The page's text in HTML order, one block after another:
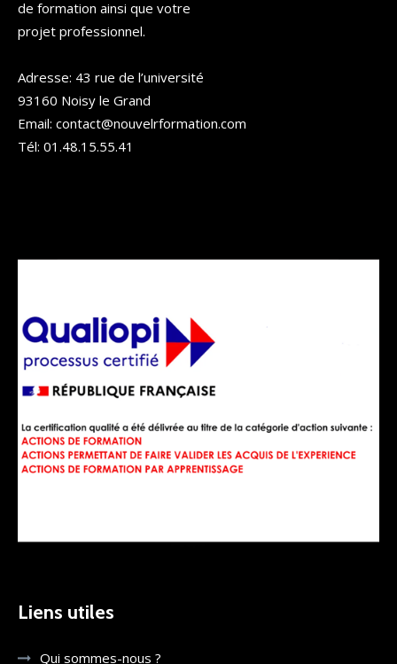
de formation ainsi que votre
projet professionnel.
Adresse: 43 rue de l’université
93160 Noisy le Grand
Email: contact@nouvelrformation.com
Tél: 01.48.15.55.41
Liens utiles
Qui sommes-nous ?